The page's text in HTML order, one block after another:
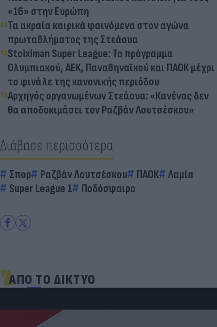
«16» στην Ευρώπη
Τα ακραία καιρικά φαινόμενα στον αγώνα
πρωταθλήματος της Στεάουα
Stoiximan Super League: Το πρόγραμμα
Ολυμπιακού, ΑΕΚ, Παναθηναϊκού και ΠΑΟΚ μέχρι
το φινάλε της κανονικής περιόδου
Αρχηγός οργανωμένων Στεάουα: «Κανένας δεν
θα αποδοκιμάσει τον Ραζβάν Λουτσέσκου»
Διάβασε περισσότερα
Σπορ Ραζβάν Λουτσέσκου ΠΑΟΚ
Λαμία
Super League 1
Ποδόσφαιρο
ΑΠΟ ΤΟ ΔΙΚΤΥΟ